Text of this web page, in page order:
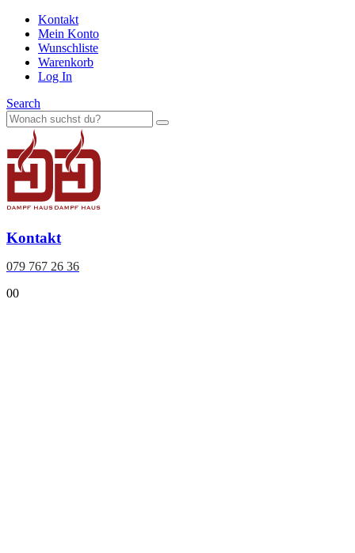
Kontakt
Mein Konto
Wunschliste
Warenkorb
Log In
Search
Kontakt
079 767 26 36
00